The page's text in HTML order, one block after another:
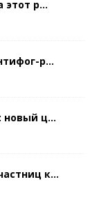
этот р...
р...
новый ц...
к...